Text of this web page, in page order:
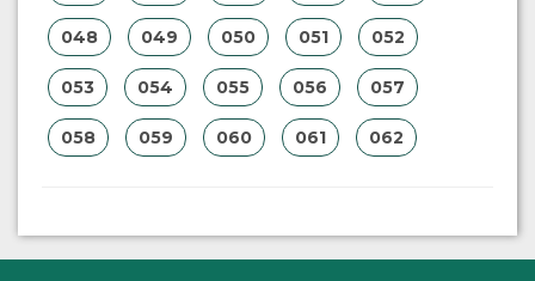
048 049 050 051 052
053 054 055 056 057
058 059 060 061 062